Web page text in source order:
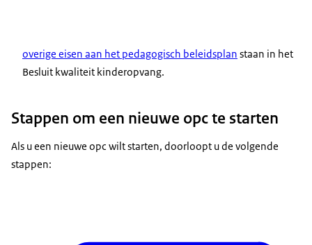
overige eisen aan het pedagogisch beleidsplan staan in het
Besluit kwaliteit kinderopvang.
Stappen om een nieuwe opc te starten
Als u een nieuwe opc wilt starten, doorloopt u de volgende
stappen: